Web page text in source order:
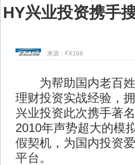
HY兴业投资携手
来源： FX168
为帮助国内老百姓
理财投资实战经验，
兴业投资此次携手著
2010年声势超大的模
假契机，为国内投资
平台。